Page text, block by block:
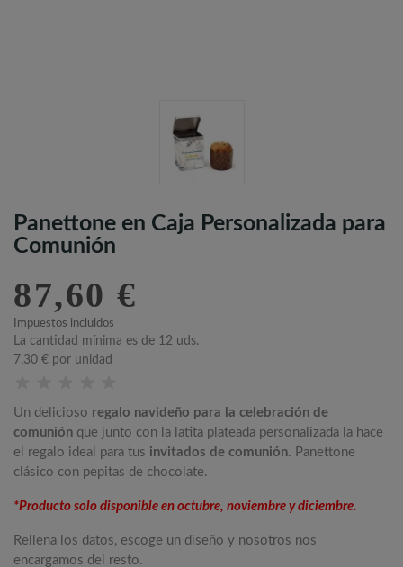
Panettone en Caja Personalizada para
Comunión
87,60 €
Impuestos incluidos
La cantidad mínima es de 12 uds.
7,30 € por unidad
Un delicioso regalo navideño para la celebración de
comunión que junto con la latita plateada personalizada la hace
el regalo ideal para tus invitados de comunión. Panettone
clásico con pepitas de chocolate.
*Producto solo disponible en octubre, noviembre y diciembre.
Rellena los datos, escoge un diseño y nosotros nos
encargamos del resto.